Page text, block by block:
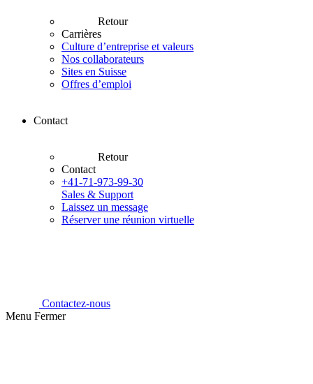
Retour
Carrières
Culture d’entreprise et valeurs
Nos collaborateurs
Sites en Suisse
Offres d’emploi
Contact
Retour
Contact
+41-71-973-99-30
Sales & Support
Laissez un message
Réserver une réunion virtuelle
Contactez-nous
Menu Fermer